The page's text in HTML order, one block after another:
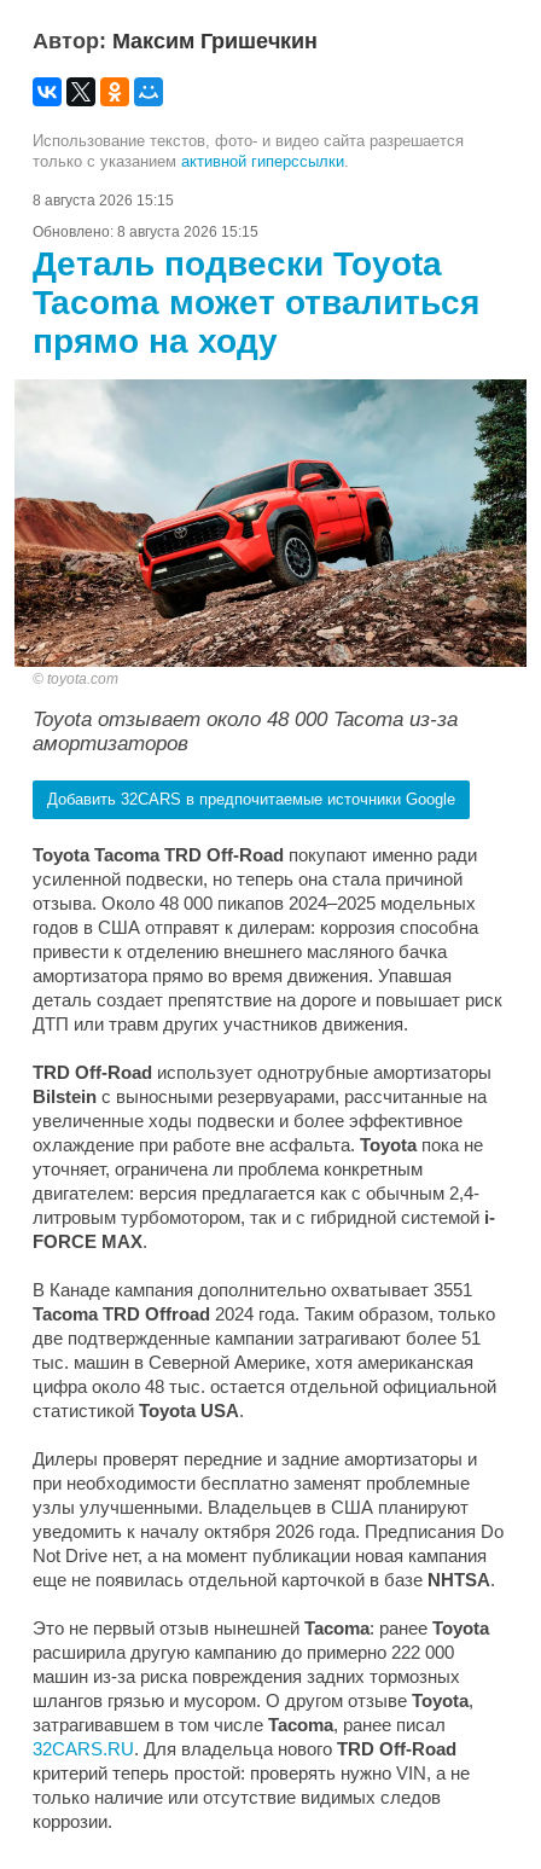
Автор: Максим Гришечкин
Использование текстов, фото- и видео сайта разрешается
только с указанием активной гиперссылки.
8 августа 2026 15:15
Обновлено: 8 августа 2026 15:15
Деталь подвески Toyota
Tacoma может отвалиться
прямо на ходу
toyota.com
Toyota отзывает около 48 000 Tacoma из-за
амортизаторов
Добавить 32CARS в предпочитаемые источники Google
Toyota Tacoma TRD Off-Road покупают именно ради
усиленной подвески, но теперь она стала причиной
отзыва. Около 48 000 пикапов 2024–2025 модельных
годов в США отправят к дилерам: коррозия способна
привести к отделению внешнего масляного бачка
амортизатора прямо во время движения. Упавшая
деталь создает препятствие на дороге и повышает риск
ДТП или травм других участников движения.
TRD Off-Road использует однотрубные амортизаторы
Bilstein с выносными резервуарами, рассчитанные на
увеличенные ходы подвески и более эффективное
охлаждение при работе вне асфальта. Toyotaпока не
уточняет, ограничена ли проблема конкретным
двигателем: версия предлагается как с обычным 2,4-
литровым турбомотором, так и с гибридной системой i-
FORCE MAX.
В Канаде кампания дополнительно охватывает 3551
Tacoma TRD Offroad 2024 года. Таким образом, только
две подтвержденные кампании затрагивают более 51
тыс. машин в Северной Америке, хотя американская
цифра около 48 тыс. остается отдельной официальной
статистикой Toyota USA.
Дилеры проверят передние и задние амортизаторы и
при необходимости бесплатно заменят проблемные
узлы улучшенными. Владельцев в США планируют
уведомить к началу октября 2026 года. Предписания Do
Not Drive нет, а на момент публикации новая кампания
еще не появилась отдельной карточкой в базе NHTSA.
Это не первый отзыв нынешней Tacoma: ранее Toyota
расширила другую кампанию до примерно 222 000
машин из-за риска повреждения задних тормозных
шлангов грязью и мусором. О другом отзыве Toyota,
затрагивавшем в том числе Tacoma, ранее писал
32CARS.RU. Для владельца нового TRD Off-Road
критерий теперь простой: проверять нужно VIN, а не
только наличие или отсутствие видимых следов
коррозии.